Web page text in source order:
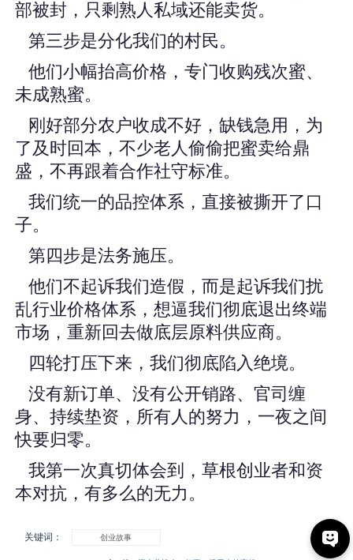
部被封，只剩熟人私域还能卖货。
第三步是分化我们的村民。
他们小幅抬高价格，专门收购残次蜜、
未成熟蜜。
刚好部分农户收成不好，缺钱急用，为
了及时回本，不少老人偷偷把蜜卖给鼎
盛，不再跟着合作社守标准。
我们统一的品控体系，直接被撕开了口
子。
第四步是法务施压。
他们不起诉我们造假，而是起诉我们扰
乱行业价格体系，想逼我们彻底退出终端
市场，重新回去做底层原料供应商。
四轮打压下来，我们彻底陷入绝境。
没有新订单、没有公开销路、官司缠
身、持续垫资，所有人的努力，一夜之间
快要归零。
我第一次真切体会到，草根创业者和资
本对抗，有多么的无力。
关键词： 创业故事